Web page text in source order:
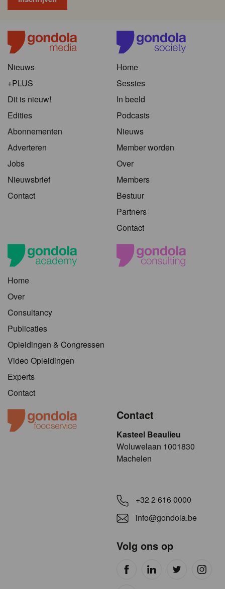
Nieuws
+PLUS
Dit is nieuw!
Edities
Abonnementen
Adverteren
Jobs
Nieuwsbrief
Contact
Home
Sessies
In beeld
Podcasts
Nieuws
Member worden
Over
Members
Bestuur
Partners
Contact
Home
Over
Consultancy
Publicaties
Opleidingen & Congressen
Video Opleidingen
Experts
Contact
Contact
Kasteel Beaulieu
​​​Woluwelaan 1001830
Machelen
+32 2 616 0000
info@gondola.be
Volg ons op